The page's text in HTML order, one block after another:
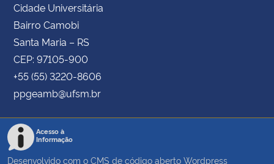
Cidade Universitária
Bairro Camobi
Santa Maria – RS
CEP: 97105-900
+55 (55) 3220-8606
ppgeamb@ufsm.br
Acesso à
Informação
Desenvolvido com o CMS de código aberto Wordpress